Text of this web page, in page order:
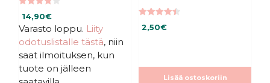
3.79
5:stä
14,90€
Varasto loppu. Liity
odotuslistalle tästä, niin
saat ilmoituksen, kun
tuote on jälleen
4.50
5:stä
2,50€
Lisää ostoskoriin